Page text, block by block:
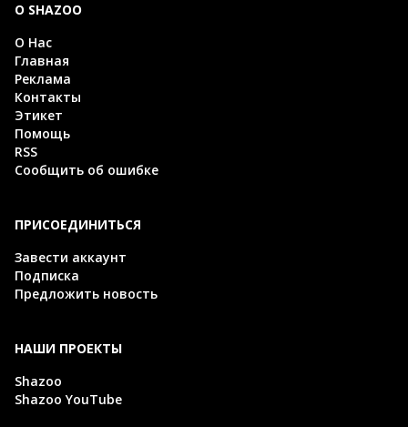
О SHAZOO
О Нас
Главная
Реклама
Контакты
Этикет
Помощь
RSS
Сообщить об ошибке
ПРИСОЕДИНИТЬСЯ
Завести аккаунт
Подписка
Предложить новость
НАШИ ПРОЕКТЫ
Shazoo
Shazoo YouTube